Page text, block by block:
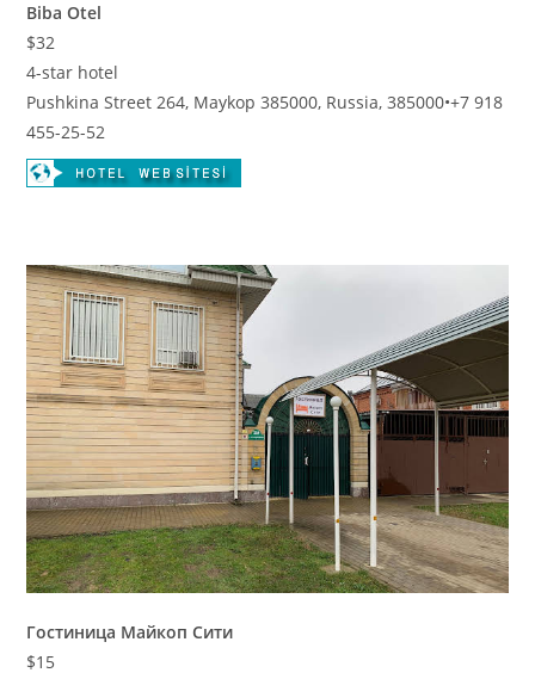
Biba Otel
$32
4-star hotel
Pushkina Street 264, Maykop 385000, Russia, 385000•+7 918
455-25-52
Гостиница Майкоп Сити
$15